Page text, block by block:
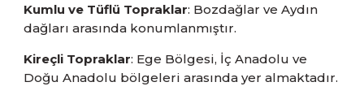
Kumlu ve Tüflü Topraklar: Bozdağlar ve Aydın
dağları arasında konumlanmıştır.
Kireçli Topraklar: Ege Bölgesi, İç Anadolu ve
Doğu Anadolu bölgeleri arasında yer almaktadır.